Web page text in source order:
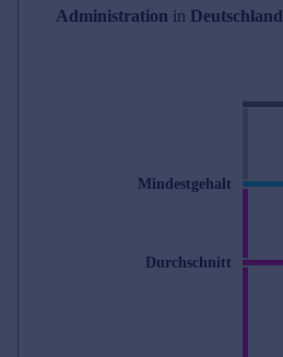
Administration in Deutschland
Mindestgehalt
Durchschnitt